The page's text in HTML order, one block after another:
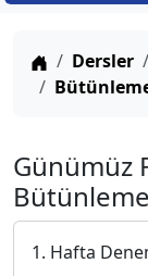
Anasayfa
Dersler
Günümüz
1. Hafta